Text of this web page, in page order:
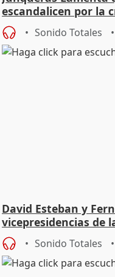
escandalicen por la
Sonido Totales
David Esteban y
vicepresidencias de
Sonido Totales